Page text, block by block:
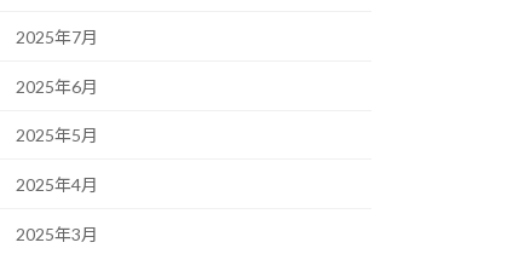
2025年7月
2025年6月
2025年5月
2025年4月
2025年3月